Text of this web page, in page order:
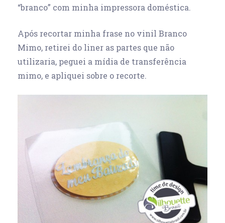
“branco” com minha impressora doméstica.
Após recortar minha frase no vinil Branco
Mimo, retirei do liner as partes que não
utilizaria, peguei a mídia de transferência
mimo, e apliquei sobre o recorte.